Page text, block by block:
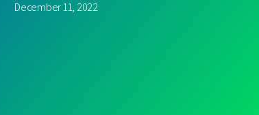
December 11, 2022